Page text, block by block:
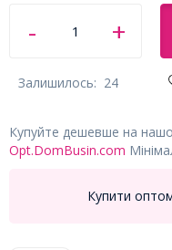
Залишилось: 24
Купуйте дешевше на
Opt.DomBusin.com
Купити